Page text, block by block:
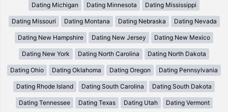
Dating Michigan Dating Minnesota Dating Mississippi
Dating Missouri Dating Montana Dating Nebraska Dating Nevada
Dating New Hampshire Dating New Jersey Dating New Mexico
Dating New York Dating North Carolina Dating North Dakota
Dating Ohio Dating Oklahoma Dating Oregon Dating Pennsylvania
Dating Rhode Island Dating South Carolina Dating South Dakota
Dating Tennessee Dating Texas Dating Utah Dating Vermont